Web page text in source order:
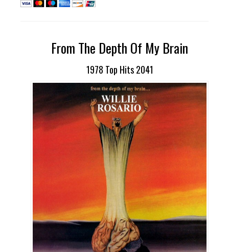
From The Depth Of My Brain
1978 Top Hits 2041